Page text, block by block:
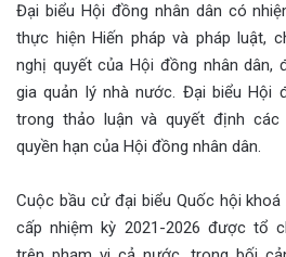
Đại biểu Hội đồng nhân dân có
thực hiện Hiến pháp và pháp luật,
nghị quyết của Hội đồng nhân dân,
gia quản lý nhà nước. Đại biểu Hội
trong thảo luận và quyết định
quyền hạn của Hội đồng nhân dân.
Cuộc bầu cử đại biểu Quốc hội
cấp nhiệm kỳ 2021-2026 được tổ